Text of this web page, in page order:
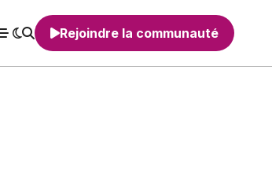
Rejoindre la communauté